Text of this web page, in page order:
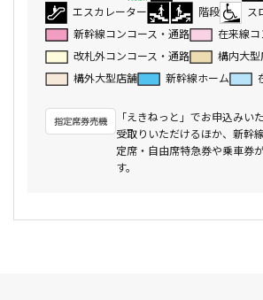
エスカレーター
階段 ス
新幹線コンコース・通路
在来線
改札外コンコース・通路
構内大
構外大型店舗
新幹線ホーム
「えきねっと」でお申込みい
受取りいただけるほか、新幹
定席・自由席特急券や乗車券
す。